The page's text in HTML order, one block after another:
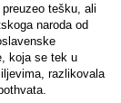
tešku, ali
naroda od
koja se tek u
razlikovala